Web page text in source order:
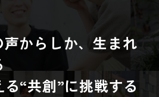
からしか、生まれ
“共創”に挑戦する